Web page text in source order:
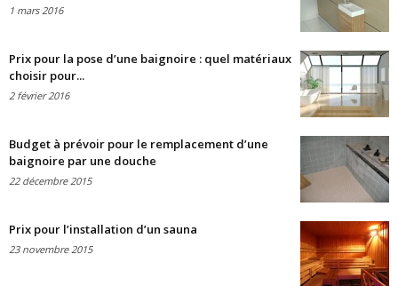
1 mars 2016
Prix pour la pose d’une baignoire : quel matériaux
choisir pour...
2 février 2016
Budget à prévoir pour le remplacement d’une
baignoire par une douche
22 décembre 2015
Prix pour l’installation d’un sauna
23 novembre 2015